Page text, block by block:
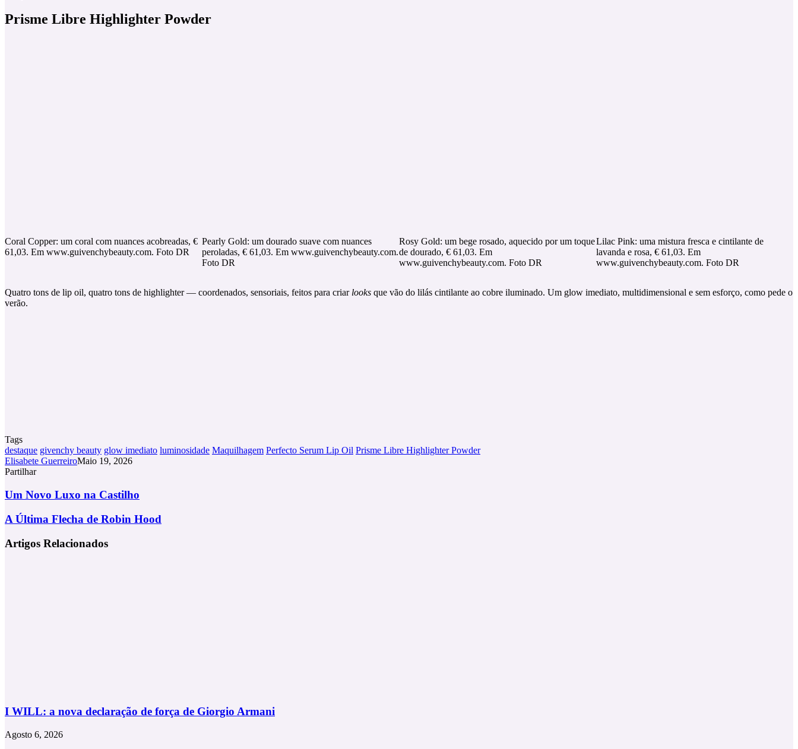
Prisme Libre Highlighter Powder
Coral Copper: um coral com nuances acobreadas, €
61,03. Em www.guivenchybeauty.com. Foto DR
Pearly Gold: um dourado suave com nuances
peroladas, € 61,03. Em www.guivenchybeauty.com.
Foto DR
Rosy Gold: um bege rosado, aquecido por um toque
de dourado, € 61,03. Em
www.guivenchybeauty.com. Foto DR
Lilac Pink: uma mistura fresca e cintilante de
lavanda e rosa, € 61,03. Em
www.guivenchybeauty.com. Foto DR
Quatro tons de lip oil, quatro tons de highlighter — coordenados, sensoriais, feitos para criar looks que vão do lilás cintilante ao cobre iluminado. Um glow imediato, multidimensional e sem esforço, como pede o
verão.
Tags
destaque givenchy beauty glow imediato luminosidade Maquilhagem Perfecto Serum Lip Oil Prisme Libre Highlighter Powder
Elisabete GuerreiroMaio 19, 2026
Partilhar
Via
Email
Um
Luxo
na
Um Novo Luxo na Castilho
A
Flecha
de
A Última Flecha de Robin Hood
Artigos Relacionados
I WILL: a nova declaração de força de Giorgio Armani
Agosto 6, 2026